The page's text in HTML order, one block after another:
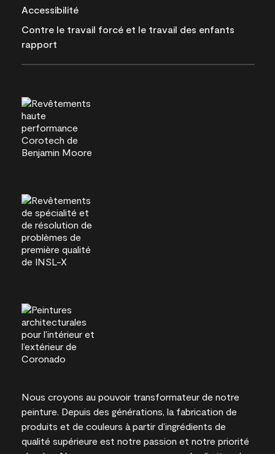
Accessibilité
Contre le travail forcé et le travail des enfants
rapport
Nous croyons au pouvoir transformateur de notre
peinture. Depuis des générations, la fabrication de
produits et de couleurs à partir d’ingrédients de
qualité supérieure est notre passion et notre priorité